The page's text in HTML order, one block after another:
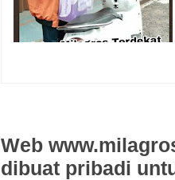
Web
dibuat pribadi